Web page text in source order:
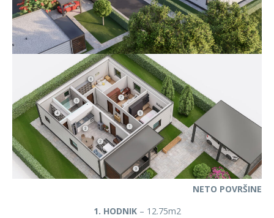
NETO POVRŠINE
1. HODNIK– 12.75m2